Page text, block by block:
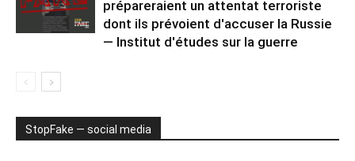
prépareraient un attentat terroriste
dont ils prévoient d'accuser la Russie
— Institut d'études sur la guerre
StopFake — social media